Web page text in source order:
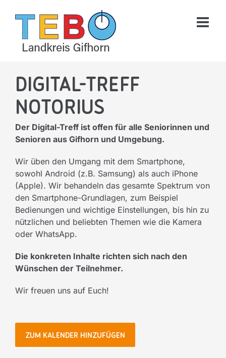
Digital-Treff
Notorius
Der Digital-Treff ist offen für alle Seniorinnen und
Senioren aus Gifhorn und Umgebung.
Wir üben den Umgang mit dem Smartphone,
sowohl Android (z.B. Samsung) als auch iPhone
(Apple). Wir behandeln das gesamte Spektrum von
den Smartphone-Grundlagen, zum Beispiel
Bedienungen und wichtige Einstellungen, bis hin zu
nützlichen und beliebten Themen wie die Kamera
oder WhatsApp.
Die konkreten Inhalte richten sich nach den
Wünschen der Teilnehmer.
Wir freuen uns auf Euch!
ZUM KALENDER HINZUFÜGEN